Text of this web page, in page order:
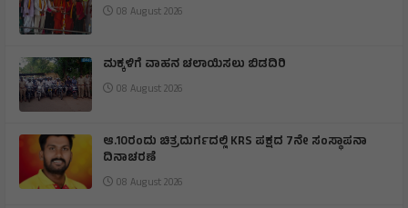
08 August 2026
ಮಕ್ಕಳಿಗೆ ವಾಹನ ಚಲಾಯಿಸಲು ಬಿಡದಿರಿ
08 August 2026
ಆ.10ರಂದು ಚಿತ್ರದುರ್ಗದಲ್ಲಿ KRS ಪಕ್ಷದ 7ನೇ ಸಂಸ್ಥಾಪನಾ
ದಿನಾಚರಣೆ
08 August 2026